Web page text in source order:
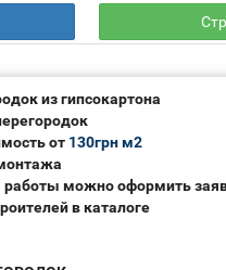
из гипсокартона
от 130грн м2
работы можно оформить
в каталоге